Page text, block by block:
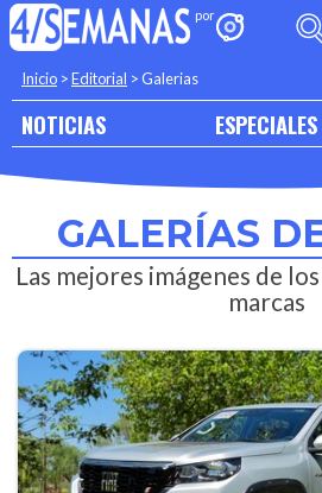
Inicio >Editorial >Galerias
NOTICIAS ESPECIALES
GALERÍAS
Las mejores imágenes de
marcas